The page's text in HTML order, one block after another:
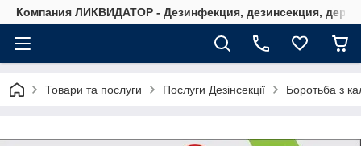
Компания ЛИКВИДАТОР - Дезинфекция, дезинсекция,
Товари та послуги Послуги Дезінсекції Боротьба з